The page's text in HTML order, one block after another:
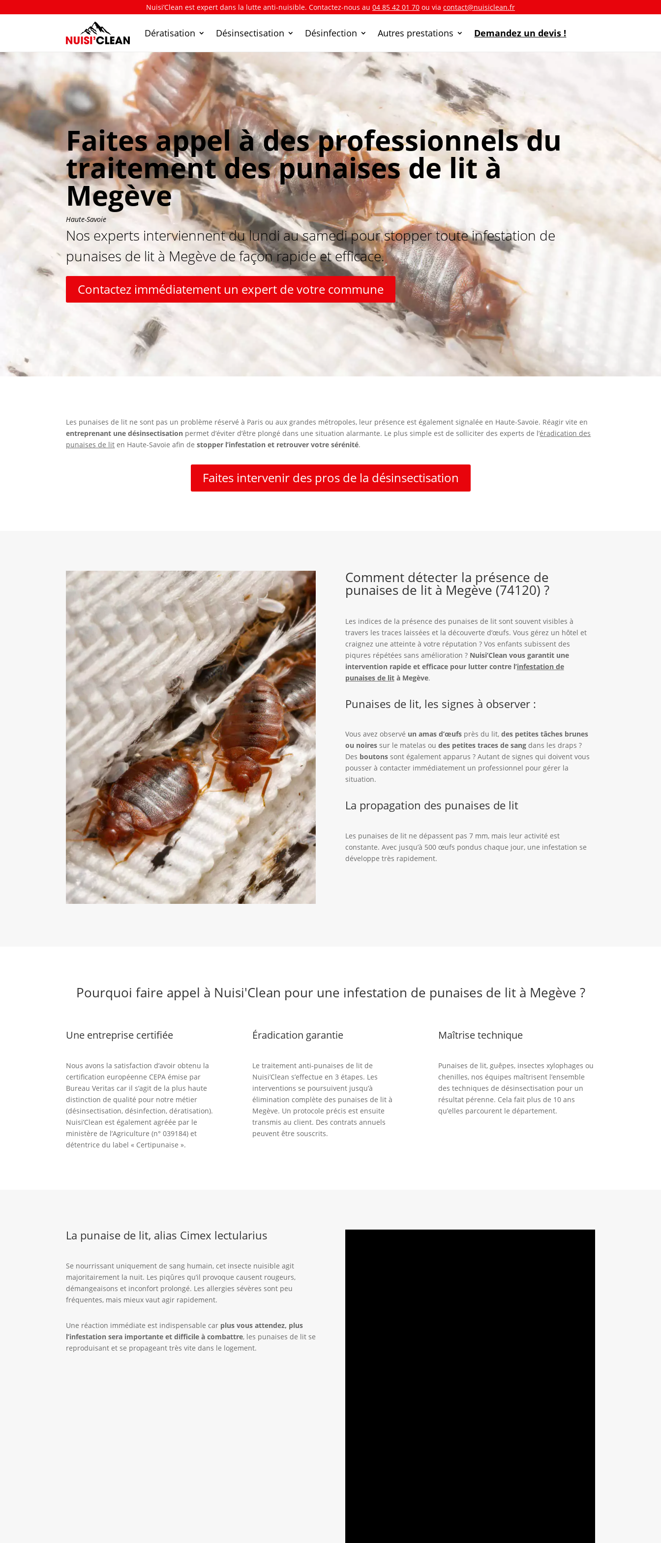
Nuisi’Clean est expert dans la lutte anti-nuisible. Contactez-nous au 04 85 42 01 70 ou via contact@nuisiclean.fr
Dératisation Désinsectisation Désinfection Autres prestations Demandez un devis !
Faites appel à des professionnels du
traitement des punaises de lit à
Megève
Haute-Savoie
Nos experts interviennent du lundi au samedi pour stopper toute infestation de
punaises de lit à Megève de façon rapide et efficace.
Contactez immédiatement un expert de votre commune
Les punaises de lit ne sont pas un problème réservé à Paris ou aux grandes métropoles, leur présence est également signalée en Haute-Savoie. Réagir vite en
entreprenant une désinsectisation permet d’éviter d’être plongé dans une situation alarmante. Le plus simple est de solliciter des experts de l’éradication des
punaises de lit en Haute-Savoie afin destopper l’infestation et retrouver votre sérénité.
Faites intervenir des pros de la désinsectisation
Comment détecter la présence de
punaises de lit à Megève (74120) ?
Les indices de la présence des punaises de lit sont souvent visibles à
travers les traces laissées et la découverte d’œufs. Vous gérez un hôtel et
craignez une atteinte à votre réputation ? Vos enfants subissent des
piqures répétées sans amélioration ? Nuisi’Clean vous garantit une
intervention rapide et efficace pour lutter contre l’infestation de
punaises de lità Megève.
Punaises de lit, les signes à observer :
Vous avez observé un amas d’œufsprès du lit, des petites tâches brunes
ou noiressur le matelas ou des petites traces de sangdans les draps ?
Des boutonssont également apparus ? Autant de signes qui doivent vous
pousser à contacter immédiatement un professionnel pour gérer la
situation.
La propagation des punaises de lit
Les punaises de lit ne dépassent pas 7 mm, mais leur activité est
constante. Avec jusqu’à 500 œufs pondus chaque jour, une infestation se
développe très rapidement.
Pourquoi faire appel à Nuisi'Clean pour une infestation de punaises de lit à Megève ?
Une entreprise certifiée
Nous avons la satisfaction d’avoir obtenu la
certification européenne CEPA émise par
Bureau Veritas car il s’agit de la plus haute
distinction de qualité pour notre métier
(désinsectisation, désinfection, dératisation).
Nuisi’Clean est également agréée par le
ministère de l’Agriculture (n° 039184) et
détentrice du label « Certipunaise ».
Éradication garantie
Le traitement anti-punaises de lit de
Nuisi’Clean s’effectue en 3 étapes. Les
interventions se poursuivent jusqu’à
élimination complète des punaises de lit à
Megève. Un protocole précis est ensuite
transmis au client. Des contrats annuels
peuvent être souscrits.
Maîtrise technique
Punaises de lit, guêpes, insectes xylophages ou
chenilles, nos équipes maîtrisent l’ensemble
des techniques de désinsectisation pour un
résultat pérenne. Cela fait plus de 10 ans
qu’elles parcourent le département.
La punaise de lit, alias Cimex lectularius
Se nourrissant uniquement de sang humain, cet insecte nuisible agit
majoritairement la nuit. Les piqûres qu’il provoque causent rougeurs,
démangeaisons et inconfort prolongé. Les allergies sévères sont peu
fréquentes, mais mieux vaut agir rapidement.
Une réaction immédiate est indispensable car plus vous attendez, plus
l’infestation sera importante et difficile à combattre, les punaises de lit se
reproduisant et se propageant très vite dans le logement.